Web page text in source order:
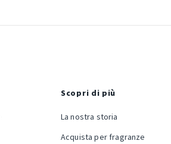
Scopri di più
La nostra storia
Acquista per fragranze